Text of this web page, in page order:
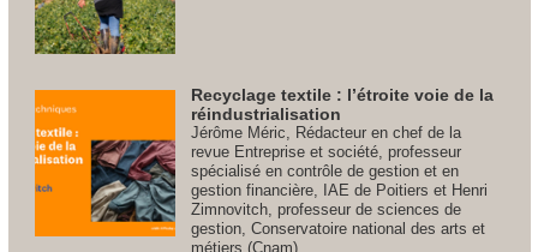
Recyclage textile : l’étroite voie de la
réindustrialisation
Jérôme Méric, Rédacteur en chef de la
revue Entreprise et société, professeur
spécialisé en contrôle de gestion et en
gestion financière, IAE de Poitiers et Henri
Zimnovitch, professeur de sciences de
gestion, Conservatoire national des arts et
métiers (Cnam)